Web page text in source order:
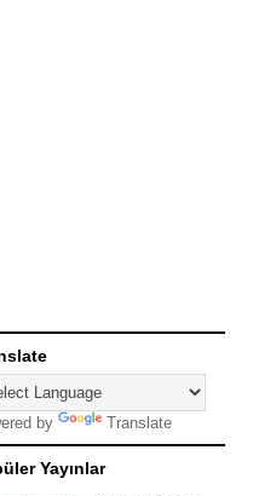
by Translate
Yayınlar